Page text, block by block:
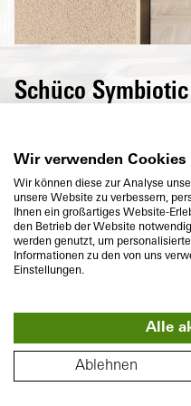
PLAN PIĘTRA
Schüco Symbiotic
Na zewnątrz
wewnątrz tworzywo
doskonałych
cieplnej – idealne
trwałych
zlicowanemu
również
kolorów.
Wir verwenden Cookies
Wir können diese zur Analyse
unsere Website zu verbessern,
Ihnen ein großartiges Website-
den Betrieb der Website
werden genutzt, um
Informationen zu den von uns
Einstellungen.
Alle
Ablehnen